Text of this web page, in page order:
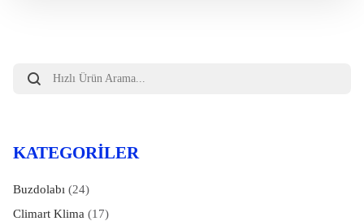
search
KATEGORILER
Buzdolabı (24)
Climart Klima (17)